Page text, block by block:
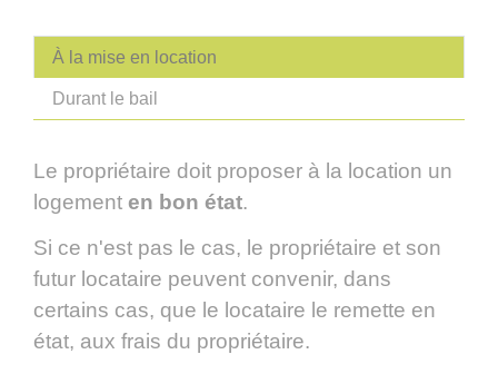
À la mise en location
Durant le bail
Le propriétaire doit proposer à la location un
logement en bon état.
Si ce n'est pas le cas, le propriétaire et son
futur locataire peuvent convenir, dans
certains cas, que le locataire le remette en
état, aux frais du propriétaire.